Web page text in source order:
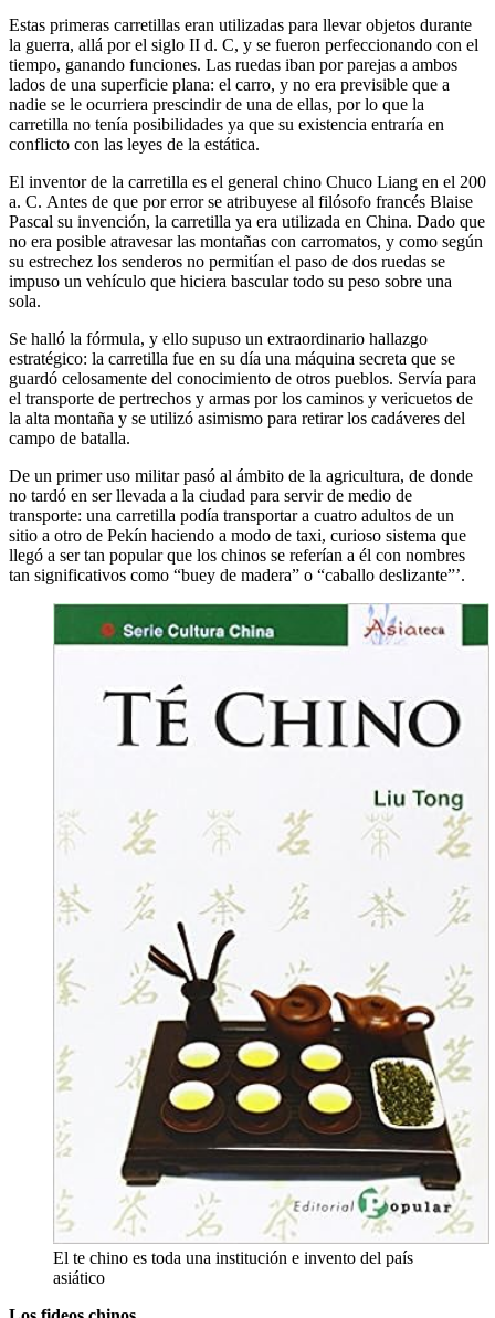
Estas primeras carretillas eran utilizadas para llevar objetos durante
la guerra, allá por el siglo II d. C, y se fueron perfeccionando con el
tiempo, ganando funciones. Las ruedas iban por parejas a ambos
lados de una superficie plana: el carro, y no era previsible que a
nadie se le ocurriera prescindir de una de ellas, por lo que la
carretilla no tenía posibilidades ya que su existencia entraría en
conflicto con las leyes de la estática.
El inventor de la carretilla es el general chino Chuco Liang en el 200
a. C. Antes de que por error se atribuyese al filósofo francés Blaise
Pascal su invención, la carretilla ya era utilizada en China. Dado que
no era posible atravesar las montañas con carromatos, y como según
su estrechez los senderos no permitían el paso de dos ruedas se
impuso un vehículo que hiciera bascular todo su peso sobre una
sola.
Se halló la fórmula, y ello supuso un extraordinario hallazgo
estratégico: la carretilla fue en su día una máquina secreta que se
guardó celosamente del conocimiento de otros pueblos. Servía para
el transporte de pertrechos y armas por los caminos y vericuetos de
la alta montaña y se utilizó asimismo para retirar los cadáveres del
campo de batalla.
De un primer uso militar pasó al ámbito de la agricultura, de donde
no tardó en ser llevada a la ciudad para servir de medio de
transporte: una carretilla podía transportar a cuatro adultos de un
sitio a otro de Pekín haciendo a modo de taxi, curioso sistema que
llegó a ser tan popular que los chinos se referían a él con nombres
tan significativos como “buey de madera” o “caballo deslizante”’.
El te chino es toda una institución e invento del país
asiático